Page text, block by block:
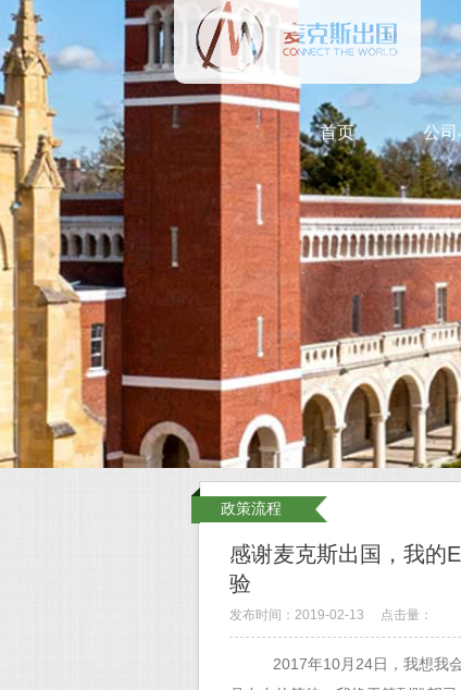
首页 公
政策流程
感谢麦克斯出国，我的
验
发布时间：2019-02-13 点击量：
2017年10月24日，我想我